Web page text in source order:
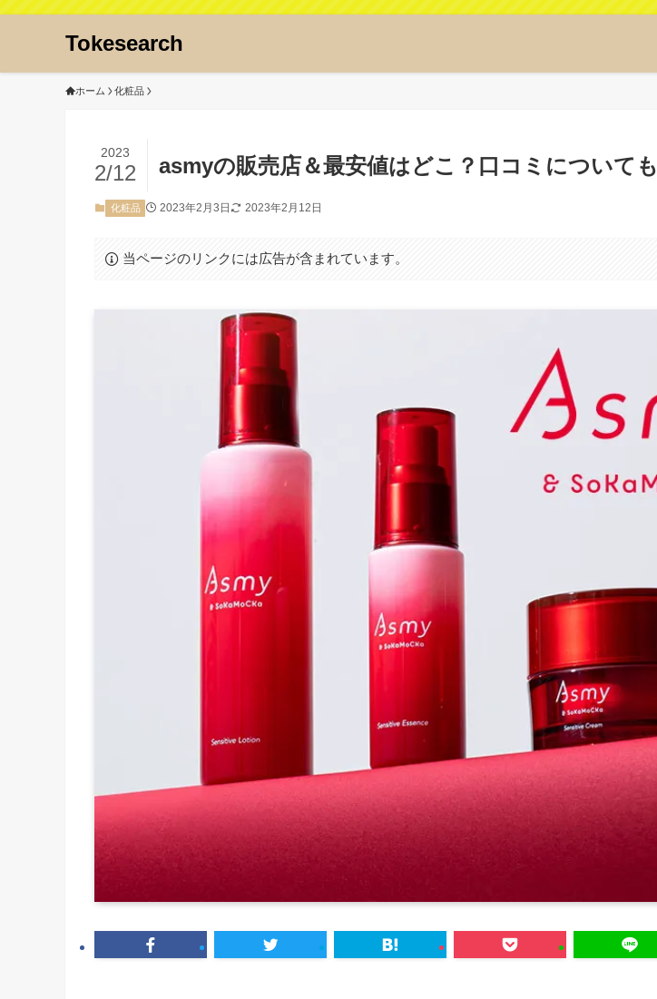
Tokesearch
ホーム 化粧品
asmyの販売店＆最安値はどこ？口コミについても
2023
2/12
化粧品 2023年2月3日 2023年2月12日
当ページのリンクには広告が含まれています。